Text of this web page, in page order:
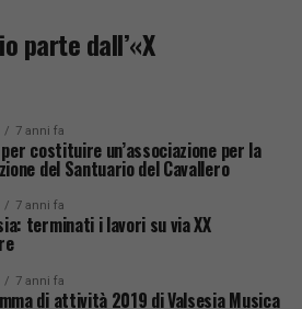
parte dall’«X
7 anni fa
costituire un’associazione per la
del Santuario del Cavallero
7 anni fa
terminati i lavori su via XX
7 anni fa
di attività 2019 di Valsesia Musica